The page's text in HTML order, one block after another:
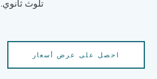
تلوث ثانوي.
احصل على عرض أسعار